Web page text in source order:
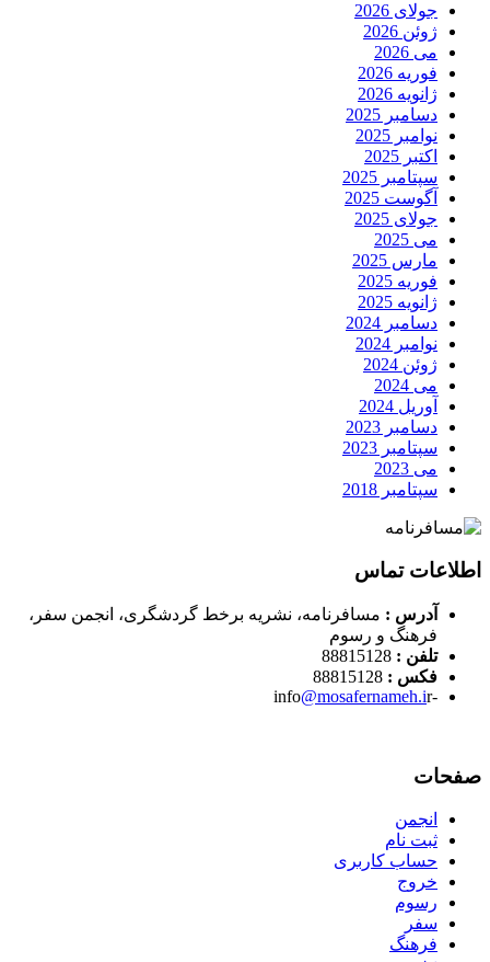
جولای 2026
ژوئن 2026
می 2026
فوریه 2026
ژانویه 2026
دسامبر 2025
نوامبر 2025
اکتبر 2025
سپتامبر 2025
آگوست 2025
جولای 2025
می 2025
مارس 2025
فوریه 2025
ژانویه 2025
دسامبر 2024
نوامبر 2024
ژوئن 2024
می 2024
آوریل 2024
دسامبر 2023
سپتامبر 2023
می 2023
سپتامبر 2018
اطلاعات تماس
آدرس : مسافرنامه، نشریه برخط گردشگری، انجمن سفر،
فرهنگ و رسوم
تلفن :
فکس :
-info
@mosafernameh.ir
صفحات
انجمن
ثبت نام
حساب کاربری
خروج
رسوم
سفر
فرهنگ